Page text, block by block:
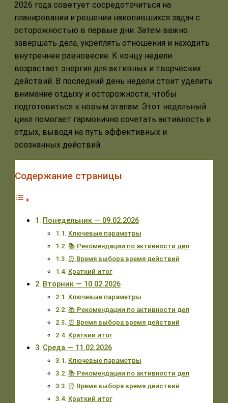
2026 года советует сосредоточиться на
планировании и решении накопившихся задач с
осторожностью в первые дни. Затем важно
завершать дела, укреплять отношения и находить
внутреннее равновесие. К концу недели
возрастает энергия для активных и творческих
действий. В последний день недели стоит уделить
внимание отдыху и осторожности, чтобы
подготовиться к новым этапам. Этот недельный
цикл помогает гармонично сочетать активность и
отдых, выводя на путь эффективных и
осознанных действий.
Содержание страницы
Понедельник — 09.02.2026
Ключевые параметры
📚 Рекомендации по активности дел
⏰ Время выбора время действий
Краткий итог
Вторник — 10.02.2026
Ключевые параметры
📚 Рекомендации по активности дел
⏰ Время выбора время действий
Краткий итог
Среда — 11.02.2026
Ключевые параметры
📚 Рекомендации по активности дел
⏰ Время выбора время действий
Краткий итог